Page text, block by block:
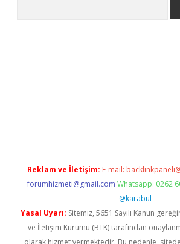
Reklam ve İletişim: E-mail:
forumhizmeti@gmail.com Whatsapp: 0262
@karabul
Yasal Uyarı: Sitemiz, 5651 Sayılı Kanun
ve İletişim Kurumu (BTK) tarafından
olarak hizmet vermektedir. Bu nedenle,